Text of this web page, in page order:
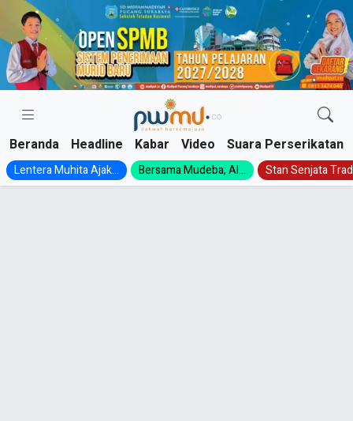
Skip
content
Beranda Headline Kabar Video Suara Perserikatan
Lentera Muhita Ajak... Bersama Mudeba, Al... Stan Senjata